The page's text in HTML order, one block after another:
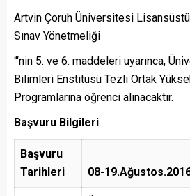
Artvin Çoruh Üniversitesi
Sınav Yönetmeliği
“‘nin 5. ve 6. maddeleri uyarınca,
Bilimleri Enstitüsü Tezli Ortak
Programlarına öğrenci alınacaktır.
Başvuru Bilgileri
Başvuru
Tarihleri
08-